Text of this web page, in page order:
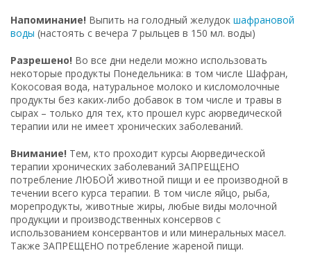
Напоминание! Выпить на голодный желудок шафрановой
воды (настоять с вечера 7 рыльцев в 150 мл. воды)
Разрешено! Во все дни недели можно использовать
некоторые продукты Понедельника: в том числе Шафран,
Кокосовая вода, натуральное молоко и кисломолочные
продукты без каких-либо добавок в том числе и травы в
сырах – только для тех, кто прошел курс аюрведической
терапии или не имеет хронических заболеваний.
Внимание! Тем, кто проходит курсы Аюрведической
терапии хронических заболеваний ЗАПРЕЩЕНО
потребление ЛЮБОЙ животной пищи и ее производной в
течении всего курса терапии. В том числе яйцо, рыба,
морепродукты, животные жиры, любые виды молочной
продукции и производственных консервов с
использованием консервантов и или минеральных масел.
Также ЗАПРЕЩЕНО потребление жареной пищи.